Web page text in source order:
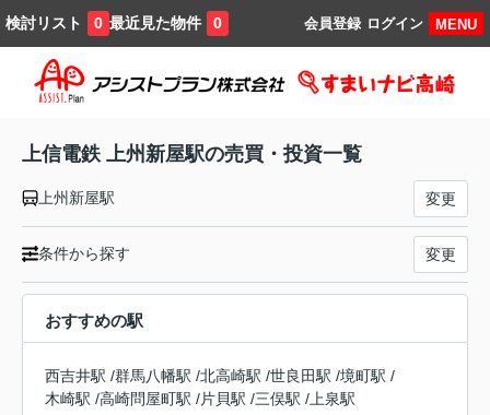
検討リスト 0 最近見た物件 0 MENU
ログイン
会員登録
上信電鉄 上州新屋駅の売買・投資一覧
上州新屋駅 変更
条件から探す 変更
おすすめの駅
西吉井駅 /群馬八幡駅 /北高崎駅 /世良田駅 /境町駅 /
木崎駅 /高崎問屋町駅 /片貝駅 /三俣駅 / 上泉駅